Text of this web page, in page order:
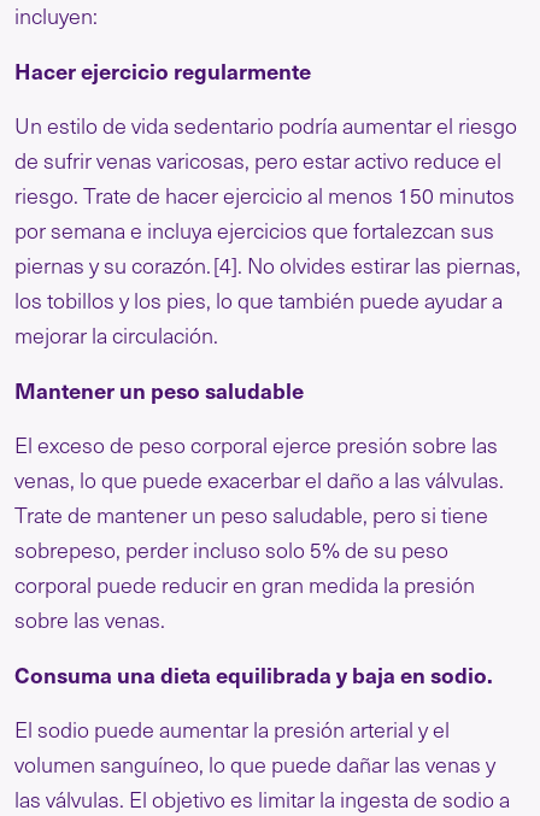
incluyen:
Hacer ejercicio regularmente
Un estilo de vida sedentario podría aumentar el riesgo
de sufrir venas varicosas, pero estar activo reduce el
riesgo. Trate de hacer ejercicio al menos 150 minutos
por semana e incluya ejercicios que fortalezcan sus
piernas y su corazón.[4]. No olvides estirar las piernas,
los tobillos y los pies, lo que también puede ayudar a
mejorar la circulación.
Mantener un peso saludable
El exceso de peso corporal ejerce presión sobre las
venas, lo que puede exacerbar el daño a las válvulas.
Trate de mantener un peso saludable, pero si tiene
sobrepeso, perder incluso solo 5% de su peso
corporal puede reducir en gran medida la presión
sobre las venas.
Consuma una dieta equilibrada y baja en sodio.
El sodio puede aumentar la presión arterial y el
volumen sanguíneo, lo que puede dañar las venas y
las válvulas. El objetivo es limitar la ingesta de sodio a